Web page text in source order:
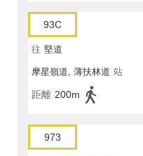
93C
往 堅道
摩星嶺道, 薄扶林道 站
距離 200m
973